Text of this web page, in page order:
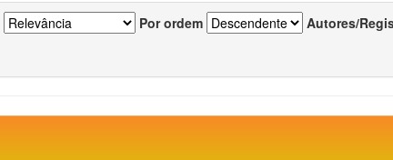
Por ordem Autores/